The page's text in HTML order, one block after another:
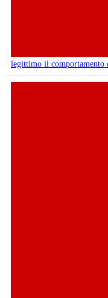
legittimo il comportamento